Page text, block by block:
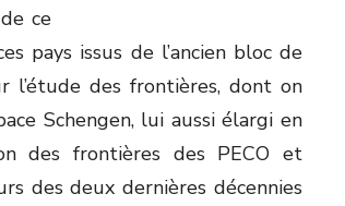
ce
pays issus de l’ancien bloc de
l’étude des frontières, dont on
Schengen, lui aussi élargi en
des frontières des PECO et
des deux dernières décennies